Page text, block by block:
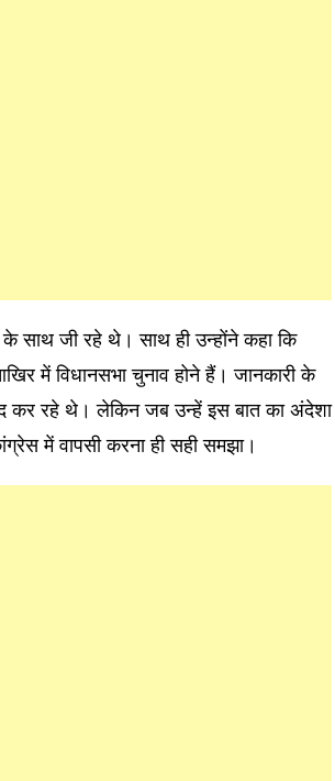
साथ जी रहे थे। साथ ही उन्होंने कहा कि
में विधानसभा चुनाव होने हैं। जानकारी के
कर रहे थे। लेकिन जब उन्हें इस बात का अंदेशा
में वापसी करना ही सही समझा।